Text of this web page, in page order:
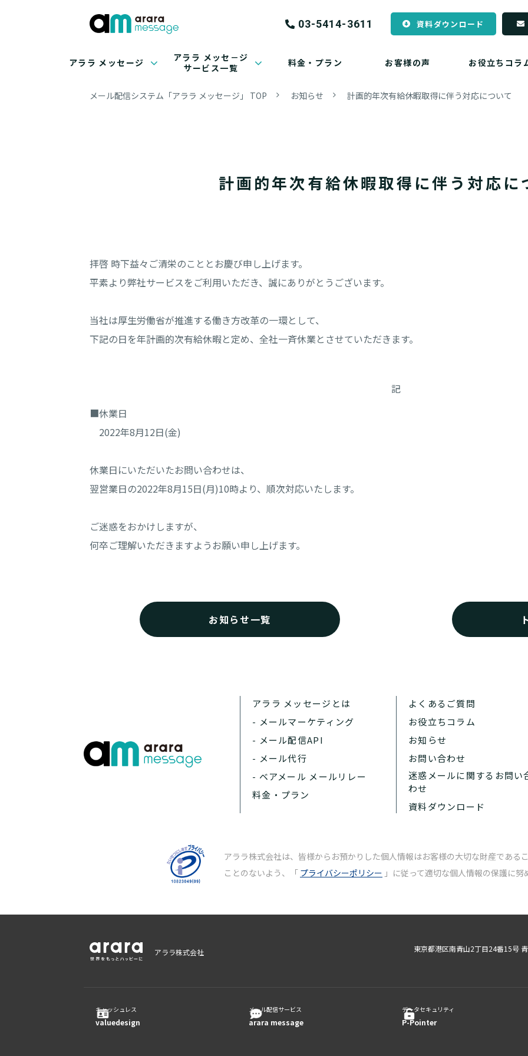
03-5414-3611 資料ダウンロード
アララ メッセージ
アララ メッセ－ジ
サービス一覧
料金・プラン お客様の声 お役立ちコラ
メール配信システム「アララ メッセージ」 TOP お知らせ 計画的年次有給休暇取得に伴う対応について
計画的年次有給休暇取得に伴う対応に
拝啓 時下益々ご清栄のこととお慶び申し上げます。
平素より弊社サービスをご利用いただき、誠にありがとうございます。
当社は厚生労働省が推進する働き方改革の一環として、
下記の日を年計画的次有給休暇と定め、全社一斉休業とさせていただきます。
記
■休業日
2022年8月12日(金)
休業日にいただいたお問い合わせは、
翌営業日の2022年8月15日(月)10時より、順次対応いたします。
ご迷惑をおかけしますが、
何卒ご理解いただきますようお願い申し上げます。
お知らせ一覧
アララ メッセージとは
- メールマーケティング
- メール配信API
- メール代行
- ベアメール メールリレー
料金・プラン
よくあるご質問
お役立ちコラム
お知らせ
お問い合わせ
迷惑メールに関するお問い
わせ
資料ダウンロード
アララ株式会社は、皆様からお預かりした個人情報はお客様の大切な財産である
ことのないよう、「 プライバシーポリシー 」に従って適切な個人情報の保護に努
アララ株式会社 東京都港区南青山2丁目24番15号
キャッシュレス
valuedesign
メール配信サービス
arara message
データセキュリティ
P-Pointer